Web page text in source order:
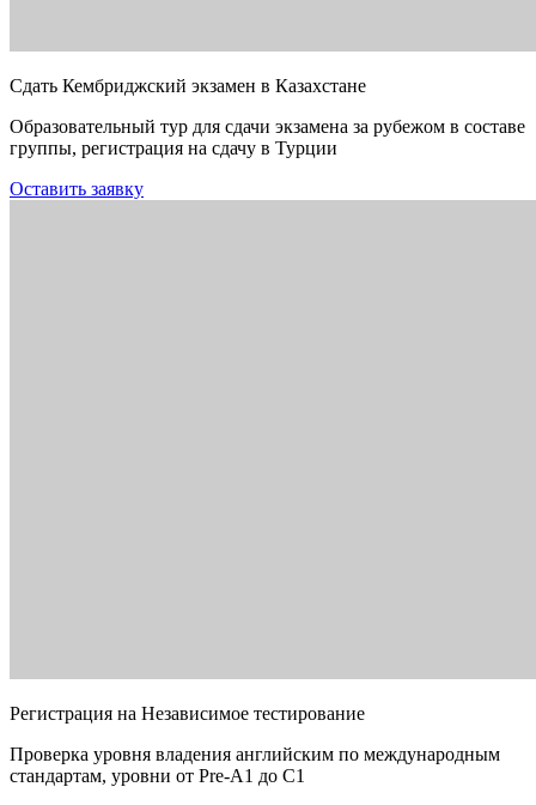
Сдать Кембриджский экзамен в Казахстане
Образовательный тур для сдачи экзамена за рубежом в составе
группы, регистрация на сдачу в Турции
Оставить заявку
Регистрация на Независимое тестирование
Проверка уровня владения английским по международным
стандартам, уровни от Pre-A1 до C1